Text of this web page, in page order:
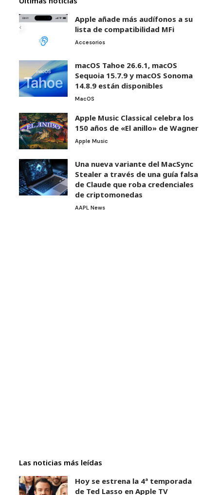
Apple añade más audífonos a su
lista de compatibilidad MFi
Accesorios
macOS Tahoe 26.6.1, macOS
Sequoia 15.7.9 y macOS Sonoma
14.8.9 están disponibles
MacOS
Apple Music Classical celebra los
150 años de «El anillo» de Wagner
Apple Music
Una nueva variante del MacSync
Stealer a través de una guía falsa
de Claude que roba credenciales
de criptomonedas
AAPL News
Las noticias más leídas
Hoy se estrena la 4ª temporada
de Ted Lasso en Apple TV